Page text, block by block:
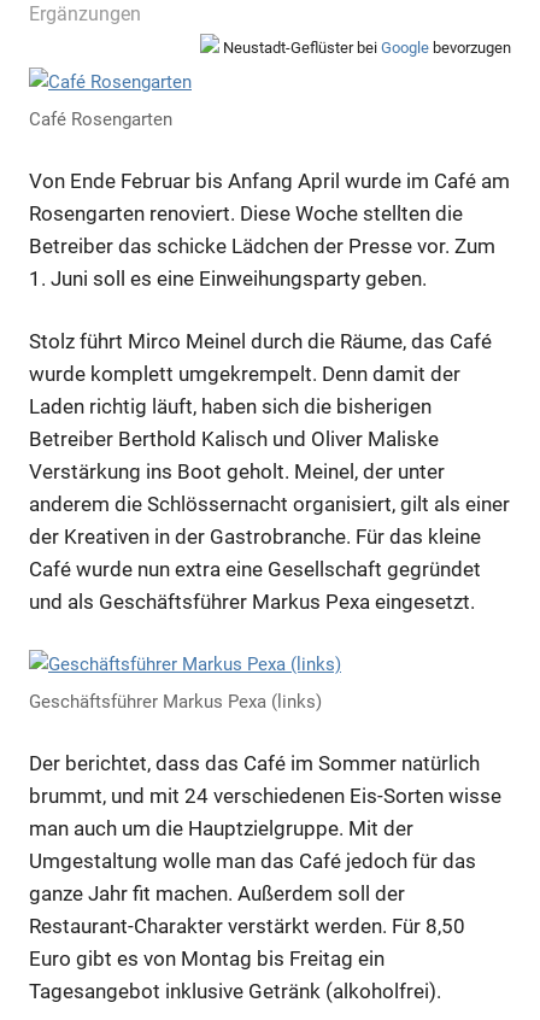
Ergänzungen
Neustadt-Geflüster bei Google bevorzugen
Café Rosengarten
Von Ende Februar bis Anfang April wurde im Café am
Rosengarten renoviert. Diese Woche stellten die
Betreiber das schicke Lädchen der Presse vor. Zum
1. Juni soll es eine Einweihungsparty geben.
Stolz führt Mirco Meinel durch die Räume, das Café
wurde komplett umgekrempelt. Denn damit der
Laden richtig läuft, haben sich die bisherigen
Betreiber Berthold Kalisch und Oliver Maliske
Verstärkung ins Boot geholt. Meinel, der unter
anderem die Schlössernacht organisiert, gilt als einer
der Kreativen in der Gastrobranche. Für das kleine
Café wurde nun extra eine Gesellschaft gegründet
und als Geschäftsführer Markus Pexa eingesetzt.
Geschäftsführer Markus Pexa (links)
Der berichtet, dass das Café im Sommer natürlich
brummt, und mit 24 verschiedenen Eis-Sorten wisse
man auch um die Hauptzielgruppe. Mit der
Umgestaltung wolle man das Café jedoch für das
ganze Jahr fit machen. Außerdem soll der
Restaurant-Charakter verstärkt werden. Für 8,50
Euro gibt es von Montag bis Freitag ein
Tagesangebot inklusive Getränk (alkoholfrei).